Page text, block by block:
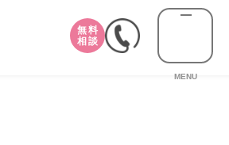
無料
相談
MENU